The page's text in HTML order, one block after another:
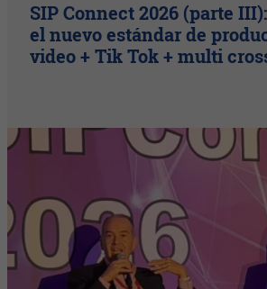
SIP Connect 2026 (parte
el nuevo estándar de
video + Tik Tok + multi